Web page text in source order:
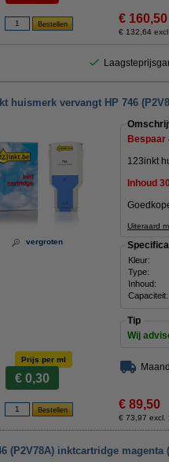
€ 160,50
€ 132,64
huismerk vervangt HP 746
vergroten
Bespaar
123inkt
Inhoud
Uiteraard
Kleur:
Type:
Inhoud:
Capaciteit:
Tip
Wij
Prijs per ml
€ 0,30
€ 89,50
€ 73,97 excl.
(P2V78A) inktcartridge magenta